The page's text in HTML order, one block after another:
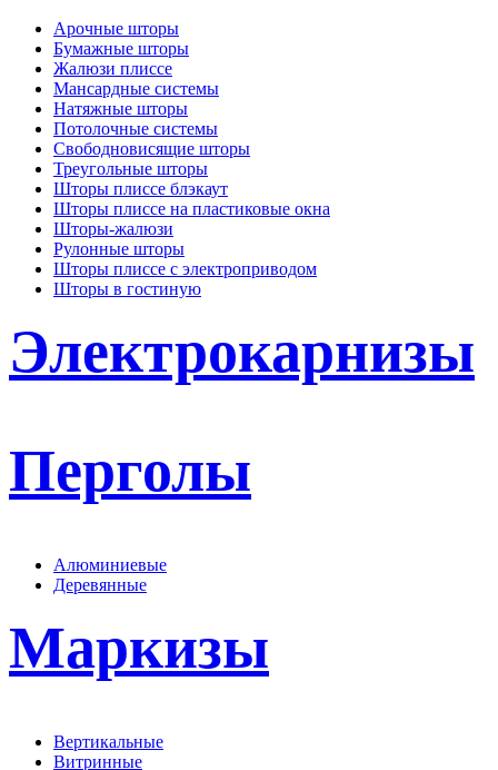
Арочные шторы
Бумажные шторы
Жалюзи плиссе
Мансардные системы
Натяжные шторы
Потолочные системы
Свободновисящие шторы
Треугольные шторы
Шторы плиссе блэкаут
Шторы плиссе на пластиковые окна
Шторы-жалюзи
Рулонные шторы
Шторы плиссе с электроприводом
Шторы в гостиную
Электрокарнизы
Перголы
Алюминиевые
Деревянные
Маркизы
Вертикальные
Витринные